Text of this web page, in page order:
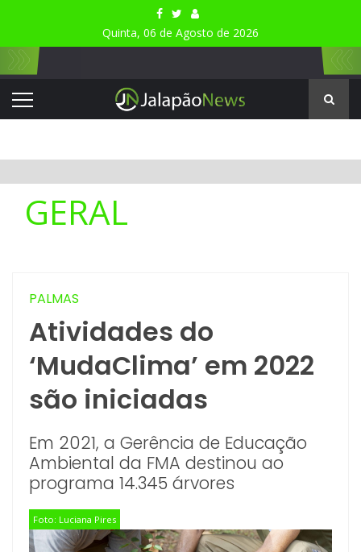
Quinta, 06 de Agosto de 2026
GERAL
PALMAS
Atividades do
‘MudaClima’ em 2022
são iniciadas
Em 2021, a Gerência de Educação
Ambiental da FMA destinou ao
programa 14.345 árvores
Foto: Luciana Pires